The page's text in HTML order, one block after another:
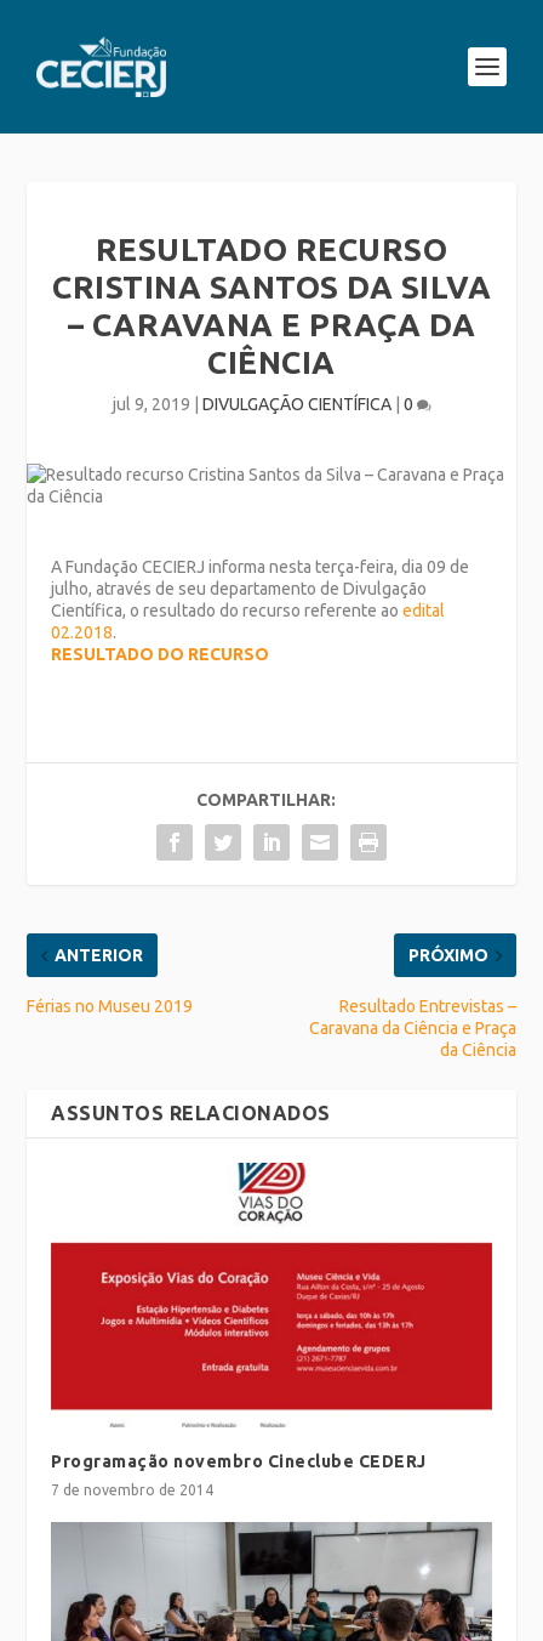
RESULTADO RECURSO
CRISTINA SANTOS DA SILVA
– CARAVANA E PRAÇA DA
CIÊNCIA
jul 9, 2019 DIVULGAÇÃO CIENTÍFICA| 0
A Fundação CECIERJ informa nesta terça-feira, dia 09 de
julho, através de seu departamento de Divulgação
Científica, o resultado do recurso referente aoedital
02.2018.
RESULTADO DO RECURSO
COMPARTILHAR:
ANTERIOR
Férias no Museu 2019
PRÓXIMO
Resultado Entrevistas –
Caravana da Ciência e Praça
da Ciência
ASSUNTOS RELACIONADOS
Programação novembro Cineclube CEDERJ
7 de novembro de 2014